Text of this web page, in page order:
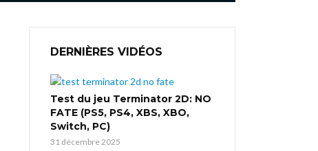
DERNIÈRES VIDÉOS
Test du jeu Terminator 2D: NO
FATE (PS5, PS4, XBS, XBO,
Switch, PC)
31 décembre 2025